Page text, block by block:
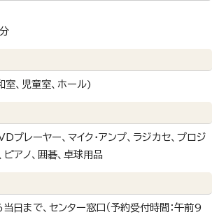
、児童室、ホール)
プレーヤー、マイク・アンプ、ラジカセ、プロジ
ピアノ、囲碁、卓球用品
日まで、センター窓口（予約受付時間：午前9